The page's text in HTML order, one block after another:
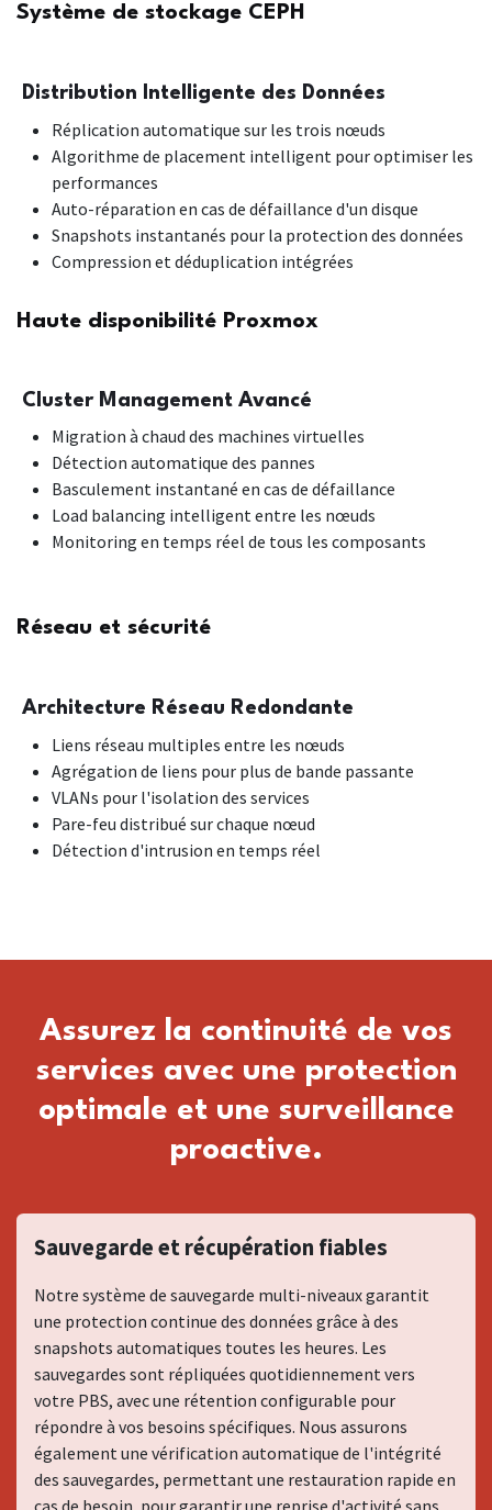
Système de stockage CEPH
Distribution Intelligente des Données
Réplication automatique sur les trois nœuds
Algorithme de placement intelligent pour optimiser les
performances
Auto-réparation en cas de défaillance d'un disque
Snapshots instantanés pour la protection des données
Compression et déduplication intégrées
Haute disponibilité Proxmox
Cluster Management Avancé
Migration à chaud des machines virtuelles
Détection automatique des pannes
Basculement instantané en cas de défaillance
Load balancing intelligent entre les nœuds
Monitoring en temps réel de tous les composants
Réseau et sécurité
Architecture Réseau Redondante
Liens réseau multiples entre les nœuds
Agrégation de liens pour plus de bande passante
VLANs pour l'isolation des services
Pare-feu distribué sur chaque nœud
Détection d'intrusion en temps réel
Assurez la continuité de vos
services avec une protection
optimale et une surveillance
proactive.
Sauvegarde et récupération fiables
Notre système de sauvegarde multi-niveaux garantit
une protection continue des données grâce à des
snapshots automatiques toutes les heures. Les
sauvegardes sont répliquées quotidiennement vers
votre PBS, avec une rétention configurable pour
répondre à vos besoins spécifiques. Nous assurons
également une vérification automatique de l'intégrité
des sauvegardes, permettant une restauration rapide en
cas de besoin, pour garantir une reprise d'activité sans